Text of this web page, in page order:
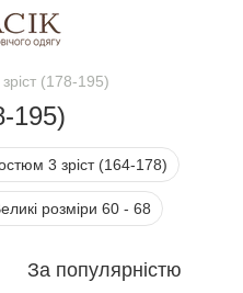
(178-195)
195)
3 зріст (164-178)
розміри 60 - 68
За популярністю